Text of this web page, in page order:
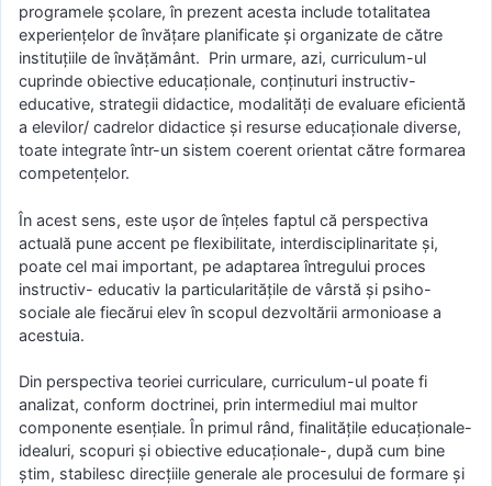
programele școlare, în prezent acesta include totalitatea
experiențelor de învățare planificate și organizate de către
instituțiile de învățământ. Prin urmare, azi, curriculum-ul
cuprinde obiective educaționale, conținuturi instructiv-
educative, strategii didactice, modalități de evaluare eficientă
a elevilor/ cadrelor didactice și resurse educaționale diverse,
toate integrate într-un sistem coerent orientat către formarea
competențelor.
În acest sens, este ușor de înțeles faptul că perspectiva
actuală pune accent pe flexibilitate, interdisciplinaritate și,
poate cel mai important, pe adaptarea întregului proces
instructiv- educativ la particularitățile de vârstă și psiho-
sociale ale fiecărui elev în scopul dezvoltării armonioase a
acestuia.
Din perspectiva teoriei curriculare, curriculum-ul poate fi
analizat, conform doctrinei, prin intermediul mai multor
componente esențiale. În primul rând, finalitățile educaționale-
idealuri, scopuri și obiective educaționale-, după cum bine
știm, stabilesc direcțiile generale ale procesului de formare și